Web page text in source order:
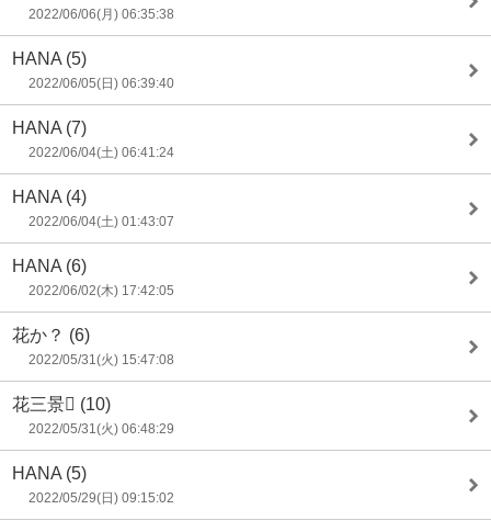
2022/06/06(月) 06:35:38
HANA (5)
2022/06/05(日) 06:39:40
HANA (7)
2022/06/04(土) 06:41:24
HANA (4)
2022/06/04(土) 01:43:07
HANA (6)
2022/06/02(木) 17:42:05
花か？ (6)
2022/05/31(火) 15:47:08
花三景 (10)
2022/05/31(火) 06:48:29
HANA (5)
2022/05/29(日) 09:15:02